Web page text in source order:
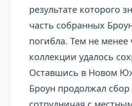
результате которого
часть собранных
погибла. Тем не менее
коллекции удалось
Оставшись в Новом
Броун продолжал